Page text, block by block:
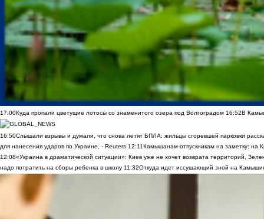
17:00Куда пропали цветущие лотосы со знаменитого озера под Волгоградом 16:52В
16:50Слышали взрывы и думали, что снова летят БПЛА: жильцы сгоревшей парковки
для нанесения ударов по Украине, - Reuters 12:11Камышанам-отпускникам на заметку: на
12:08«Украина в драматической ситуации»: Киев уже не хочет возврата территорий,
надо потратить на сборы ребенка в школу 11:32Откуда идет иссушающий зной на